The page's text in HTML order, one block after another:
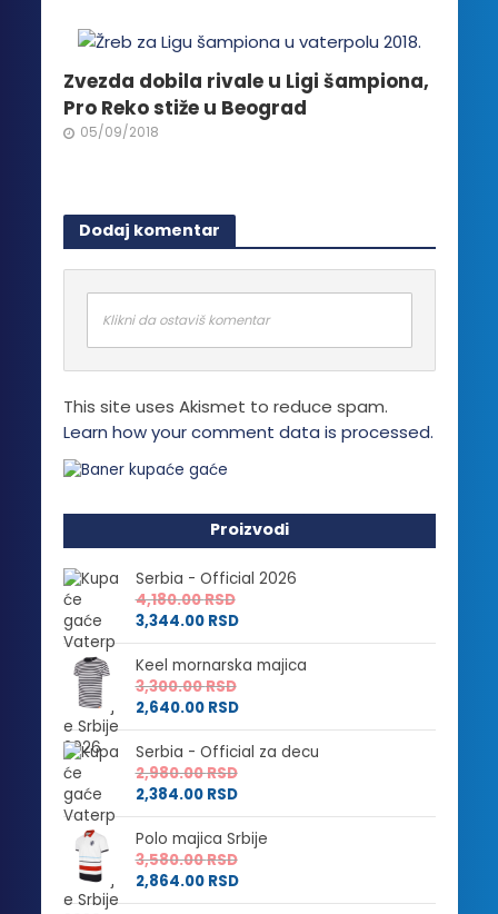
Zvezda dobila rivale u Ligi šampiona,
Pro Reko stiže u Beograd
05/09/2018
Dodaj komentar
Klikni da ostaviš komentar
This site uses Akismet to reduce spam.
Learn how your comment data is processed.
Proizvodi
Serbia - Official 2026
4,180.00RSD
3,344.00 RSD
Keel mornarska majica
3,300.00RSD
2,640.00 RSD
Serbia - Official za decu
2,980.00RSD
2,384.00 RSD
Polo majica Srbije
3,580.00RSD
2,864.00 RSD